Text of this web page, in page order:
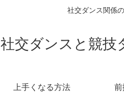
社交ダンス関係
社交ダンスと競
上手くなる方法 前